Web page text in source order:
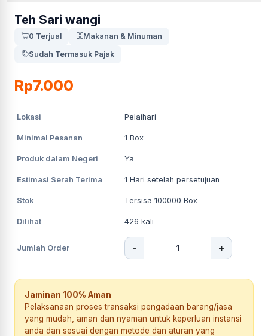
Teh Sari wangi
0 Terjual
Makanan & Minuman
Sudah Termasuk Pajak
Rp7.000
Lokasi Pelaihari
Minimal Pesanan 1 Box
Produk dalam Negeri Ya
Estimasi Serah Terima 1 Hari setelah persetujuan
Stok Tersisa 100000 Box
Dilihat 426 kali
Jumlah Order - +
Jaminan 100% Aman
Pelaksanaan proses transaksi pengadaan barang/jasa
yang mudah, aman dan nyaman untuk keperluan instansi
anda dan sesuai dengan metode dan aturan yang